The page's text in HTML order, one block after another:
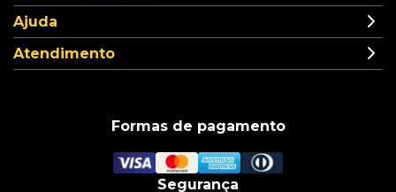
Ajuda
Atendimento
Formas de pagamento
Segurança